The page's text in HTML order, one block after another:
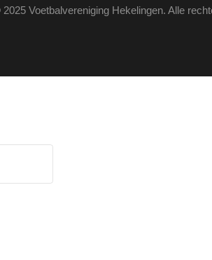
Voetbalvereniging Hekelingen. Alle